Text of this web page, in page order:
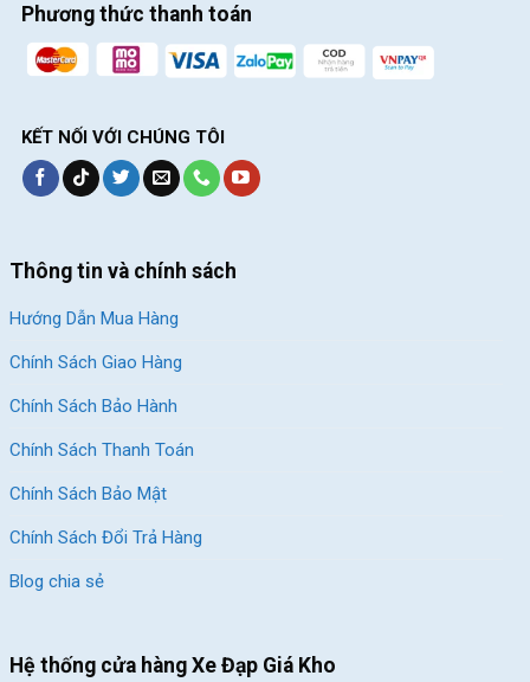
Phương thức thanh toán
KẾT NỐI VỚI CHÚNG TÔI
Thông tin và chính sách
Hướng Dẫn Mua Hàng
Chính Sách Giao Hàng
Chính Sách Bảo Hành
Chính Sách Thanh Toán
Chính Sách Bảo Mật
Chính Sách Đổi Trả Hàng
Blog chia sẻ
Hệ thống cửa hàng Xe Đạp Giá Kho